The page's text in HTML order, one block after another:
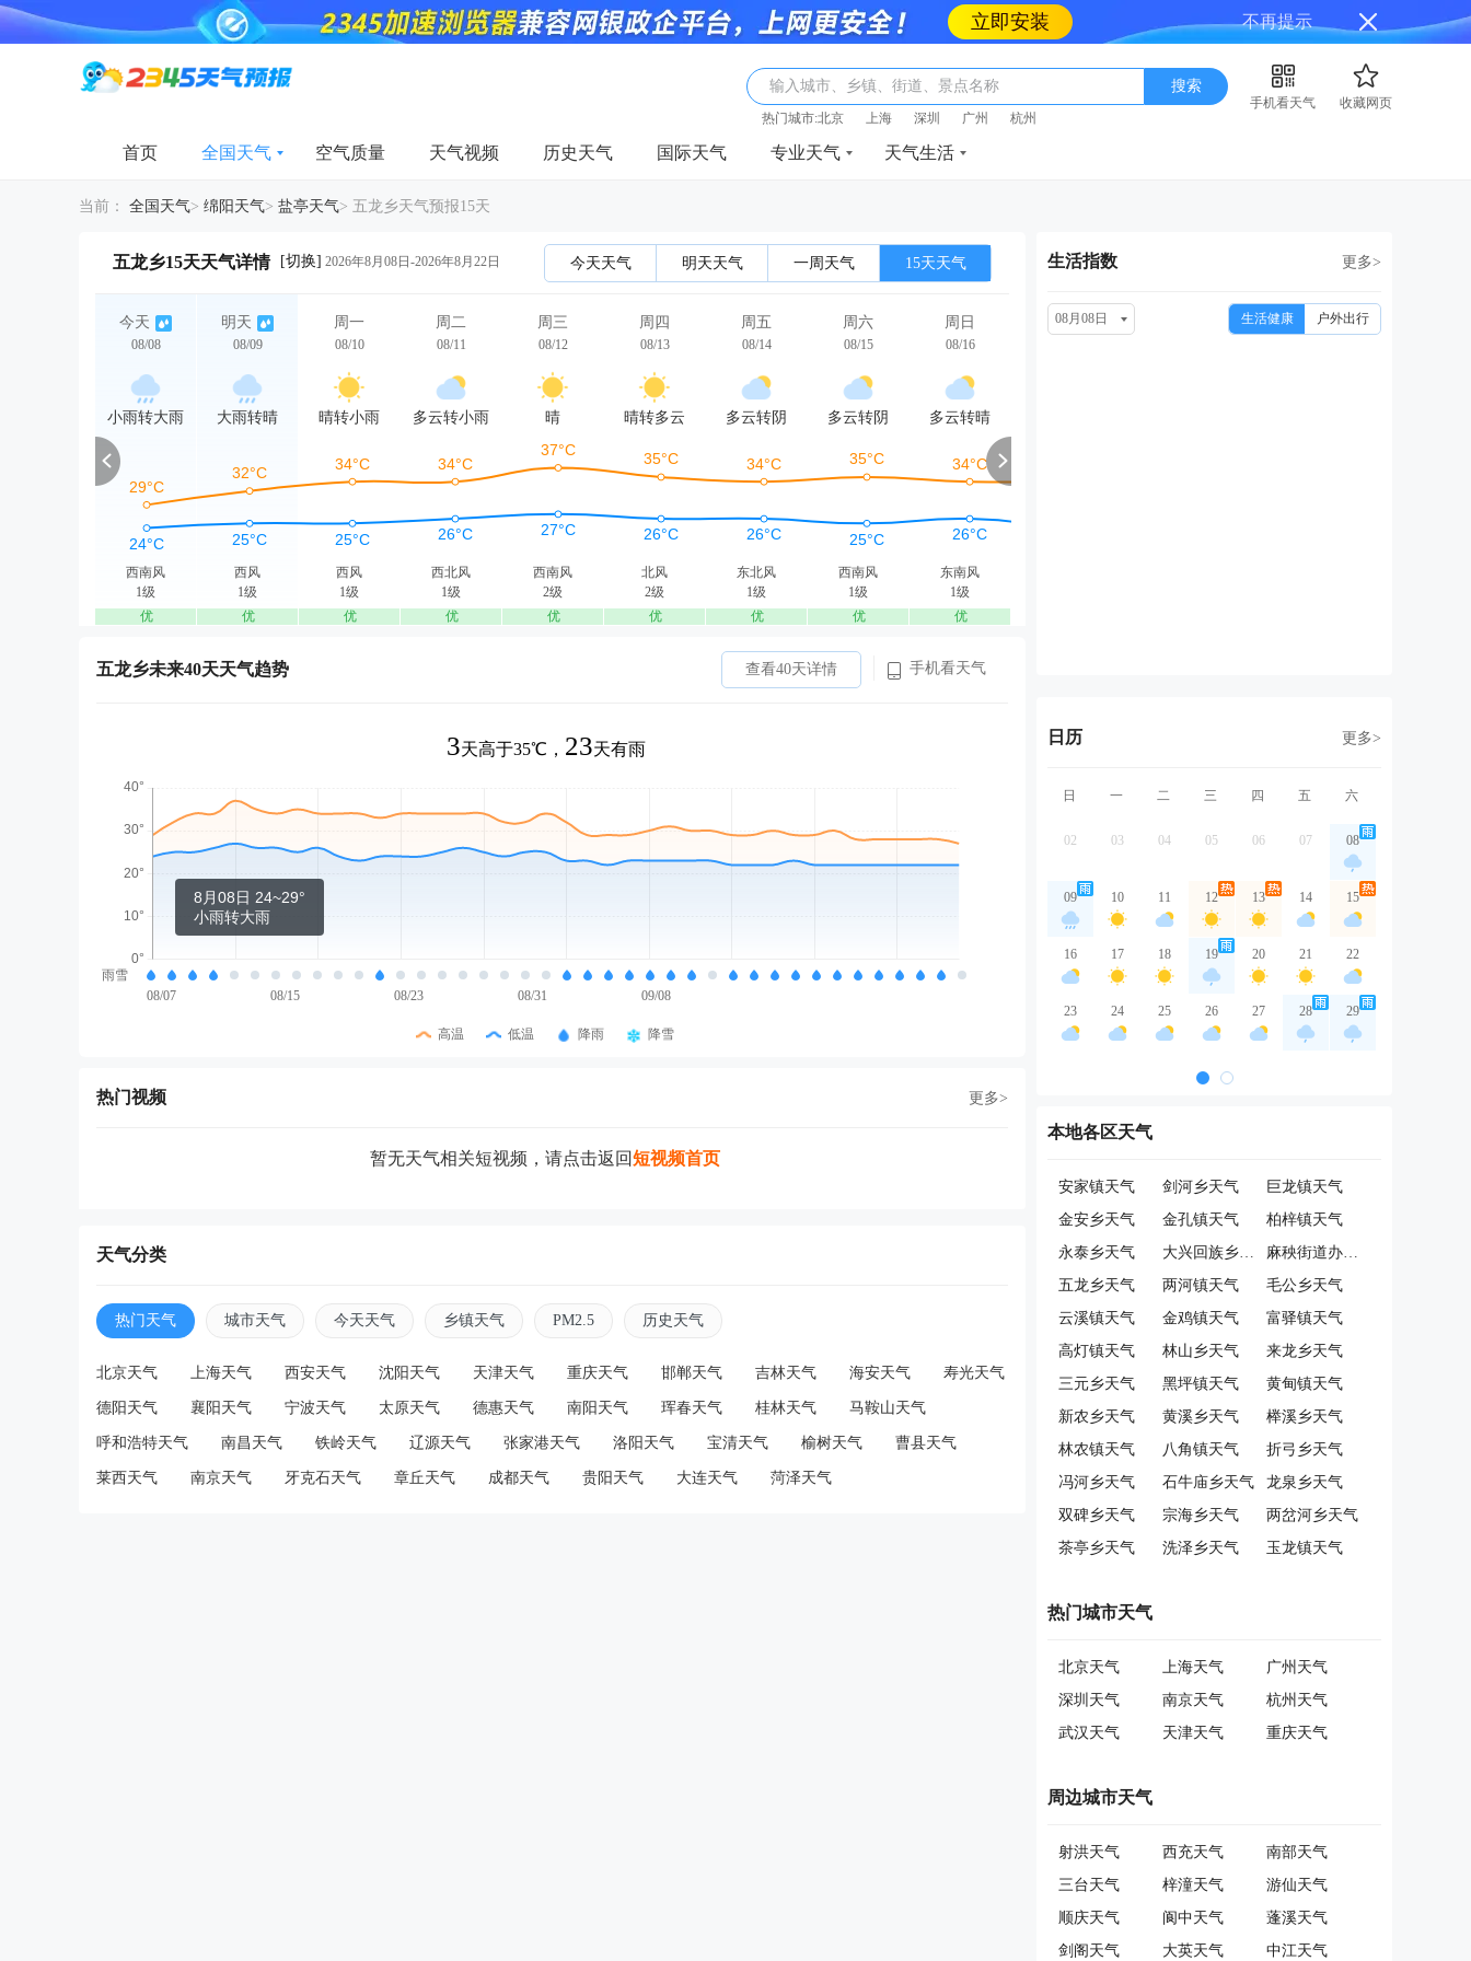
立即安装 不再提示
输入城市、乡镇、街道、景点名称 搜索
手机看天气
收藏网页
热门城市:北京 上海 深圳 广州 杭州
首页 全国天气 空气质量 天气视频 历史天气 国际天气 专业天气 天气生活
当前： 全国天气> 绵阳天气> 盐亭天气> 五龙乡天气预报15天
五龙乡15天天气详情 [切换] 2026年8月08日-2026年8月22日 今天天气 明天天气 一周天气 15天天气
今天
08/08
小雨转大雨
西南风
1级
优
明天
08/09
大雨转晴
西风
1级
优
周一
08/10
晴转小雨
西风
1级
优
周二
08/11
多云转小雨
西北风
1级
优
周三
08/12
晴
西南风
2级
优
周四
08/13
晴转多云
北风
2级
优
周五
08/14
多云转阴
东北风
1级
优
周六
08/15
多云转阴
西南风
1级
优
周日
08/16
多云转晴
东南风
1级
优
周一 周三 周四
五龙乡未来40天天气趋势 查看40天详情 手机看天气
3天高于35℃， 23天有雨
8月08日 24~29°
小雨转大雨
雨雪
08/07
08/15 08/23 08/31 09/08
高温 低温 降雨 降雪
热门视频 更多>
暂无天气相关短视频，请点击返回短视频首页
天气分类
热门天气 城市天气 今天天气 乡镇天气 PM2.5 历史天气
北京天气 上海天气 西安天气 沈阳天气 天津天气 重庆天气 邯郸天气 吉林天气 海安天气 寿光天气
德阳天气 襄阳天气 宁波天气 太原天气 德惠天气 南阳天气 珲春天气 桂林天气 马鞍山天气
呼和浩特天气 南昌天气 铁岭天气 辽源天气 张家港天气 洛阳天气 宝清天气 榆树天气 曹县天气
莱西天气 南京天气 牙克石天气 章丘天气 成都天气 贵阳天气 大连天气 菏泽天气
生活指数 更多>
08月08日 生活健康 户外出行
日历 更多>
日 一 二 三 四 五 六
02 03 04 05 06 07 08
09 10 11 12 13 14 15
16 17 18 19 20 21 22
23 24 25 26 27 28 29
本地各区天气
安家镇天气 剑河乡天气
巨龙镇天气
金安乡天气
金孔镇天气
柏梓镇天气
永泰乡天气
大兴回族乡天气
麻秧街道办天气
五龙乡天气
两河镇天气
毛公乡天气
云溪镇天气
金鸡镇天气
富驿镇天气
高灯镇天气
林山乡天气
来龙乡天气
三元乡天气
黑坪镇天气
黄甸镇天气
新农乡天气
黄溪乡天气
榉溪乡天气
林农镇天气
八角镇天气
折弓乡天气
冯河乡天气
石牛庙乡天气
龙泉乡天气
双碑乡天气
宗海乡天气
两岔河乡天气
茶亭乡天气
洗泽乡天气 玉龙镇天气
热门城市天气
北京天气 上海天气
广州天气
深圳天气
南京天气
杭州天气
武汉天气
天津天气 重庆天气
周边城市天气
射洪天气 西充天气
南部天气
三台天气
梓潼天气
游仙天气
顺庆天气
阆中天气
蓬溪天气
剑阁天气
大英天气 中江天气